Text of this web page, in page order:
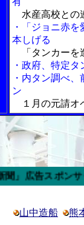
水産高校との
・「ジョニ赤
本しげる
「タンカーを
・政府、特定
・内タン調べ
ン
１月の元請オ
スポンサー企業
山中造船 熊